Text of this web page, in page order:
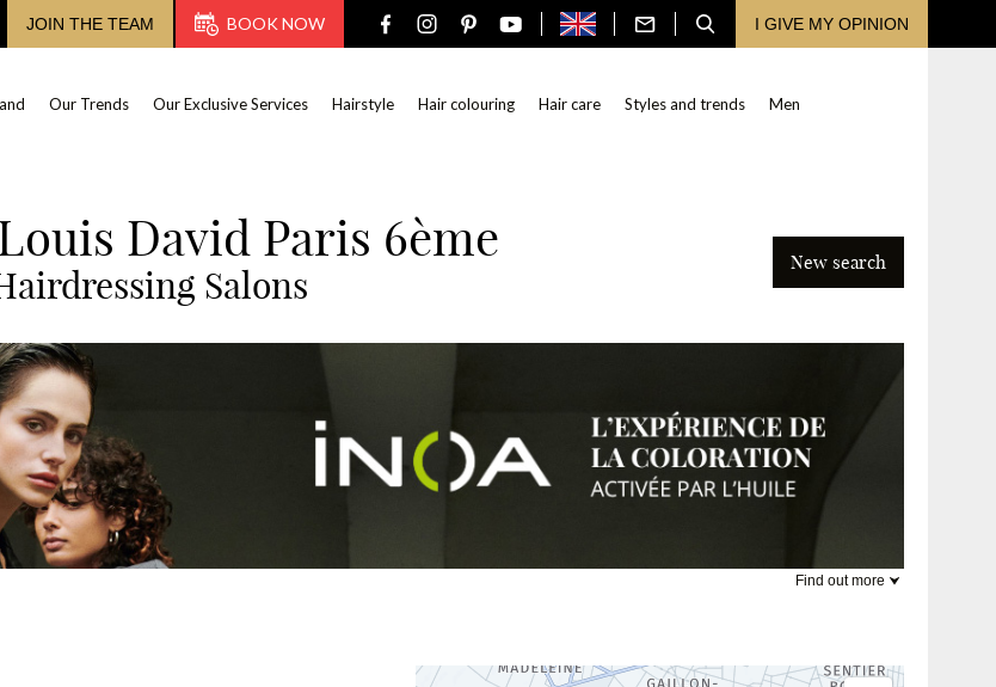
JOIN THE TEAM BOOK NOW I GIVE MY OPINION
Our Trends Our Exclusive Services Hairstyle Hair colouring Hair care Styles and trends Men
David Paris 6ème
Salons
New search
Find out more